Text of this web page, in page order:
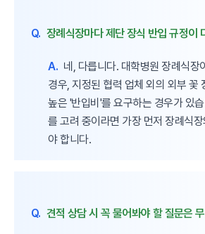
Q. 장례식장마다 제단 장식 반입 규정이
A. 네, 다릅니다. 대학병원 장례식장
경우, 지정된 협력 업체 외의 외부 꽃
높은 '반입비'를 요구하는 경우가 있
를 고려 중이라면 가장 먼저 장례식
야 합니다.
Q. 견적 상담 시 꼭 물어봐야 할 질문은